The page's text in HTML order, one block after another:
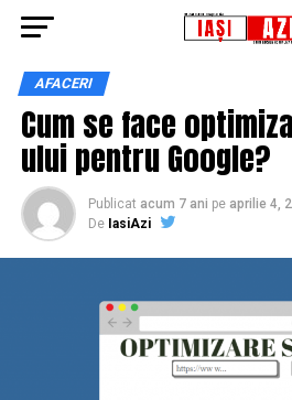
AFACERI
Cum se face
ului pentru Google?
Publicat acum 7 ani pe aprilie 4,
De IasiAzi